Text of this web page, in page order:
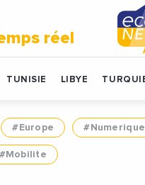
réel
TUNISIE LIBYE
#Europe #Numerique
#Mobilite